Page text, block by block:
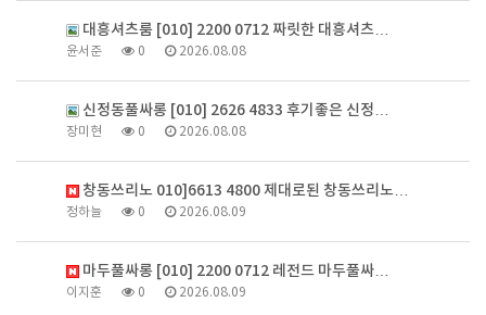
대흥셔츠룸 [010] 2200 0712 짜릿한 대흥셔츠…
윤서준 0 2026.08.08
신정동풀싸롱 [010] 2626 4833 후기좋은 신정…
장미현 0 2026.08.08
창동쓰리노 010]6613 4800 제대로된 창동쓰리노…
정하늘 0 2026.08.09
마두풀싸롱 [010] 2200 0712 레전드 마두풀싸…
이지훈 0 2026.08.09